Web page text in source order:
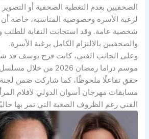
الصحفيين بعدم التغطية الصحفية أو التصوير
لرغبة الأسرة وخصوصية المناسبة، خاصة
شخصية عامة. وقد استجابت النقابة للطلب
والصحفيين بالالتزام الكامل برغبة الأسرة.
وعلى الجانب الفني، كانت فرح يوسف قد
موسم دراما رمضان 2026
حقق تفاعلًا ملحوظًا، كما شاركت ضمن
مسابقات مهرجان أسوان الدولي لأفلام
الفني رغم الظروف الصعبة التي تمر بها